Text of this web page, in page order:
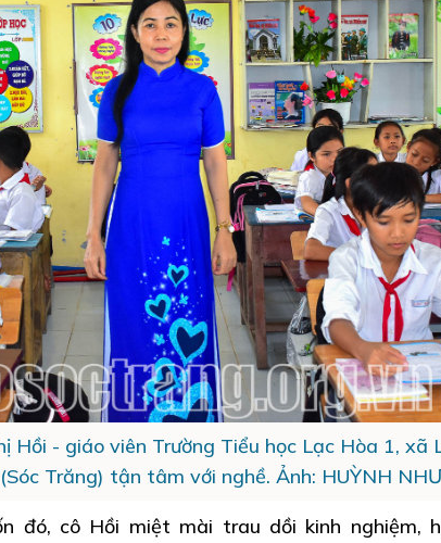
Hồi - giáo viên Trường Tiểu học Lạc Hòa 1, xã
Trăng) tận tâm với nghề. Ảnh: HUỲNH
đó, cô Hồi miệt mài trau dồi kinh nghiệm,